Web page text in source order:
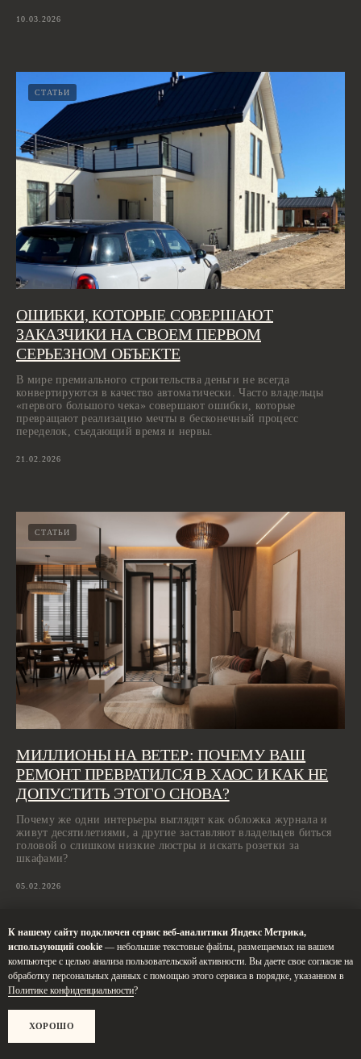
10.03.2026
СТАТЬИ
ОШИБКИ, КОТОРЫЕ СОВЕРШАЮТ
ЗАКАЗЧИКИ НА СВОЕМ ПЕРВОМ
СЕРЬЕЗНОМ ОБЪЕКТЕ
В мире премиального строительства деньги не всегда
конвертируются в качество автоматически. Часто владельцы
«первого большого чека» совершают ошибки, которые
превращают реализацию мечты в бесконечный процесс
переделок, съедающий время и нервы.
21.02.2026
СТАТЬИ
МИЛЛИОНЫ НА ВЕТЕР: ПОЧЕМУ ВАШ
РЕМОНТ ПРЕВРАТИЛСЯ В ХАОС И КАК НЕ
ДОПУСТИТЬ ЭТОГО СНОВА?
Почему же одни интерьеры выглядят как обложка журнала и
живут десятилетиями, а другие заставляют владельцев биться
головой о слишком низкие люстры и искать розетки за
шкафами?
05.02.2026
СТАТЬИ
ЖДЕМ ВАС В СТУДИИ ДЛЯ
ОБСУЖДЕНИЯ ПРОЕКТА
[ КОНТАКТЫ ]
Большая Конюшенная, 19/8, 5 этаж, офис 2
Сочи,
Москва,
Нижняя Сыромятническая улица, 10, стр.12
ПОСТРОИТЬ МАРШРУТ
К нашему сайту подключен сервис веб-аналитики Яндекс Метрика,
использующий cookie — небольшие текстовые файлы, размещаемых на вашем
компьютере с целью анализа пользовательской активности. Вы даете свое согласие на
обработку персональных данных с помощью этого сервиса в порядке, указанном в
Политике конфиденциальности?
ХОРОШО